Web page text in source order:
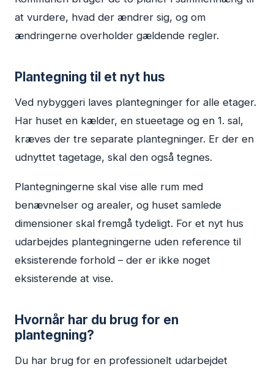
at vurdere, hvad der ændrer sig, og om
ændringerne overholder gældende regler.
Plantegning til et nyt hus
Ved nybyggeri laves plantegninger for alle etager.
Har huset en kælder, en stueetage og en 1. sal,
kræves der tre separate plantegninger. Er der en
udnyttet tagetage, skal den også tegnes.
Plantegningerne skal vise alle rum med
benævnelser og arealer, og huset samlede
dimensioner skal fremgå tydeligt. For et nyt hus
udarbejdes plantegningerne uden reference til
eksisterende forhold – der er ikke noget
eksisterende at vise.
Hvornår har du brug for en
plantegning?
Du har brug for en professionelt udarbejdet